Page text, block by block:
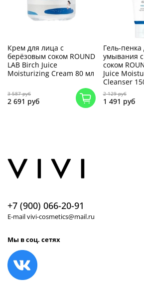
Крем для лица с
берёзовым соком ROUND
LAB Birch Juice
Moisturizing Cream 80 мл
3 587 руб
2 691 руб
Гель-пенка
умывания
соком
Juice
Cleanser
2 129 руб
1 491 руб
+7 (900) 066-20-91
E-mail vivi-cosmetics@mail.ru
Мы в соц. сетях